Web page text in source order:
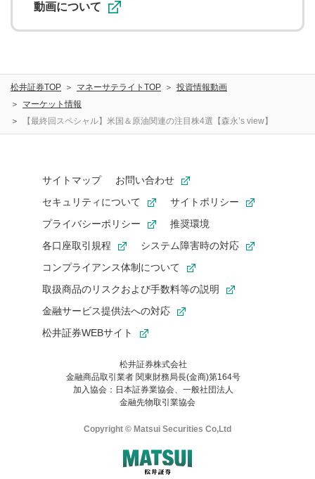
動画について
松井証券TOP マネーサテライトTOP
投資情報動画
マーケット情報
【最終回スペシャル】米国＆原油関連の注目株4選【森永’s view】
サイトマップ
お問い合わせ
セキュリティについて
サイトポリシー
プライバシーポリシー
推奨環境
各口座取引規程
システム障害時の対応
コンプライアンス体制について
取扱商品のリスクおよび手数料等の説明
金融サービス提供法への対応
松井証券WEBサイト
松井証券株式会社
金融商品取引業者 関東財務局長(金商)第164号
加入協会：日本証券業協会、一般社団法人
金融先物取引業協会
Copyright © Matsui Securities Co,Ltd
お気に入り機能は松井証券の会員限定の機能です。
お気に入り登録いただくと、後からいつでもお気に入りのコンテ
ンツを一覧でご確認いただけます。
ご利用いただくには口座開設が必要です。
はご利用の端末で一度ログインしてください。